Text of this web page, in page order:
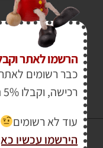
הרשמו לאתר
כבר רשומים
רכישה, וקבלו 5% הנחה על כל עגלת הקניות.
עוד לא רשומים
הירשמו עכשיו